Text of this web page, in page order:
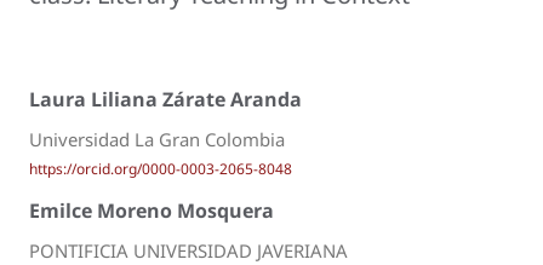
Laura Liliana Zárate Aranda
Universidad La Gran Colombia
https://orcid.org/0000-0003-2065-8048
Emilce Moreno Mosquera
PONTIFICIA UNIVERSIDAD JAVERIANA